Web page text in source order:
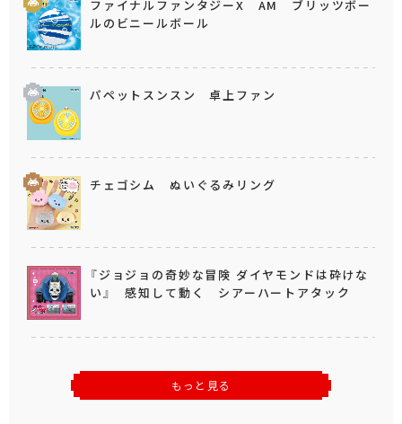
ファイナルファンタジーX AM ブリッツボー
ルのビニールボール
パペットスンスン 卓上ファン
チェゴシム ぬいぐるみリング
『ジョジョの奇妙な冒険 ダイヤモンドは砕けな
い』 感知して動く シアーハートアタック
もっと見る